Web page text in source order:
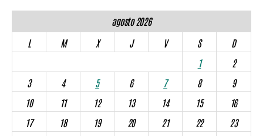
agosto 2026
L
M X J V S
D
1
2
3
4 5 6 7 8
9
10
11 12 13 14 15
16
17
18 19 20 21 22
23